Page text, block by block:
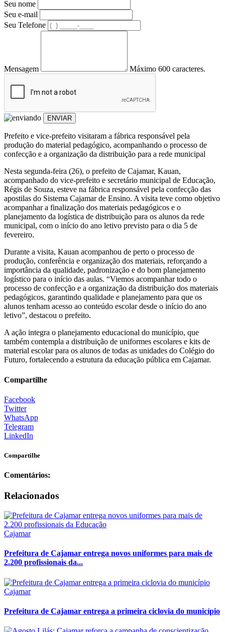
Seu nome
Seu e-mail
Seu Telefone
Mensagem Máximo 600 caracteres.
ENVIAR
Prefeito e vice-prefeito visitaram a fábrica responsável pela
produção do material pedagógico, acompanhando o processo de
confecção e a organização da distribuição para a rede municipal
Nesta segunda-feira (26), o prefeito de Cajamar, Kauan,
acompanhado do vice-prefeito e secretário municipal de Educação,
Régis de Souza, esteve na fábrica responsável pela confecção das
apostilas do Sistema Cajamar de Ensino. A visita teve como objetivo
acompanhar a finalização dos materiais pedagógicos e o
planejamento da logística de distribuição para os alunos da rede
municipal, com o início do ano letivo previsto para o dia 5 de
fevereiro.
Durante a visita, Kauan acompanhou de perto o processo de
produção, conferência e organização dos materiais, reforçando a
importância da qualidade, padronização e do bom planejamento
logístico para o início das aulas. “Viemos acompanhar todo o
processo de confecção e a organização da distribuição dos materiais
pedagógicos, garantindo qualidade e planejamento para que os
alunos tenham acesso ao conteúdo escolar desde o início do ano
letivo”, destacou o prefeito.
A ação integra o planejamento educacional do município, que
também contempla a distribuição de uniformes escolares e kits de
material escolar para os alunos de todas as unidades do Colégio do
Futuro, fortalecendo a estrutura da educação pública em Cajamar.
Compartilhe
Facebook
Twitter
WhatsApp
Telegram
LinkedIn
Compartilhe
Comentários:
Relacionados
Cajamar
Prefeitura de Cajamar entrega novos uniformes para mais de
2.200 profissionais da...
Cajamar
Prefeitura de Cajamar entrega a primeira ciclovia do município